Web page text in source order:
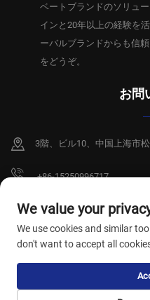
ベートブランドのソリュ
インと20年以上の経験を
ーバルブランドからも信
をどうぞ。
お問
3階、ビル10、中国上海市
+86-15250996717
[email protected]
Copyright © 2026 上海祥碩衛生製
ポ
We value your
We use cookies and similar
don't want to accept all